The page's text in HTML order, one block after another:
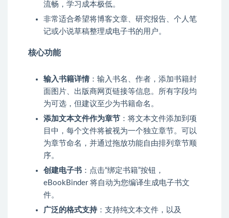
流畅，学习成本极低。
非常适合希望将博客文章、研究报告、个人笔
记或小说草稿整理成电子书的用户。
核心功能
输入书籍详情 ：输入书名、作者，添加书籍封
面图片、出版商网页链接等信息。所有字段均
为可选，但建议至少为书籍命名。
添加文本文件作为章节 ：将文本文件添加到项
目中，每个文件将被视为一个独立章节。可以
为章节命名，并通过拖放功能自由排列章节顺
序。
创建电子书 ：点击“绑定书籍”按钮，
eBookBinder 将自动为您编译生成电子书文
件。
广泛的格式支持：支持纯文本文件，以及